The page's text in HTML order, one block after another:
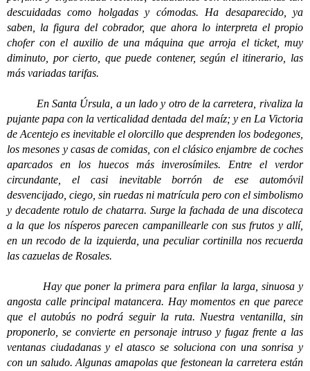
descuidadas como holgadas y cómodas. Ha desaparecido, ya
saben, la figura del cobrador, que ahora lo interpreta el propio
chofer con el auxilio de una máquina que arroja el ticket, muy
diminuto, por cierto, que puede contener, según el itinerario, las
más variadas tarifas.
En Santa Úrsula, a un lado y otro de la carretera, rivaliza la
pujante papa con la verticalidad dentada del maíz; y en La Victoria
de Acentejo es inevitable el olorcillo que desprenden los bodegones,
los mesones y casas de comidas, con el clásico enjambre de coches
aparcados en los huecos más inverosímiles. Entre el verdor
circundante, el casi inevitable borrón de ese automóvil
desvencijado, ciego, sin ruedas ni matrícula pero con el simbolismo
y decadente rotulo de chatarra. Surge la fachada de una discoteca
a la que los nísperos parecen campanillearle con sus frutos y allí,
en un recodo de la izquierda, una peculiar cortinilla nos recuerda
las cazuelas de Rosales.
Hay que poner la primera para enfilar la larga, sinuosa y
angosta calle principal matancera. Hay momentos en que parece
que el autobús no podrá seguir la ruta. Nuestra ventanilla, sin
proponerlo, se convierte en personaje intruso y fugaz frente a las
ventanas ciudadanas y el atasco se soluciona con una sonrisa y
con un saludo. Algunas amapolas que festonean la carretera están